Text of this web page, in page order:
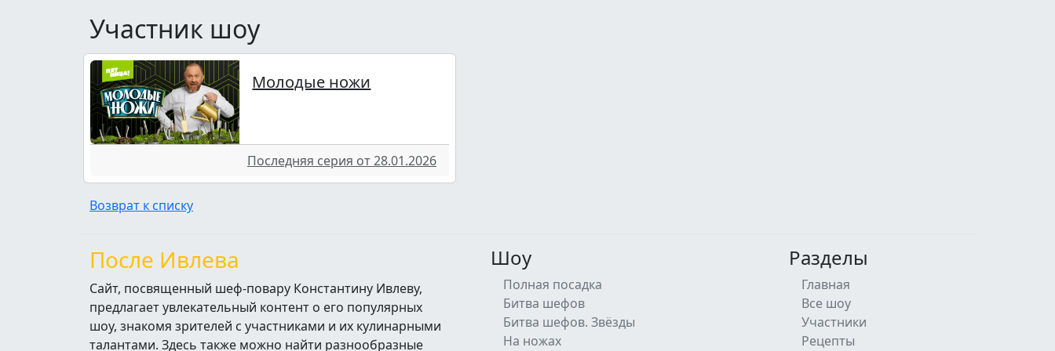
Участник шоу
Молодые ножи
Последняя серия от 28.01.2026
Возврат к списку
После Ивлева
Сайт, посвященный шеф-повару Константину Ивлеву,
предлагает увлекательный контент о его популярных
шоу, знакомя зрителей с участниками и их кулинарными
талантами. Здесь также можно найти разнообразные
Шоу
Полная посадка
Битва шефов
Битва шефов. Звёзды
На ножах
Разделы
Главная
Все шоу
Участники
Рецепты